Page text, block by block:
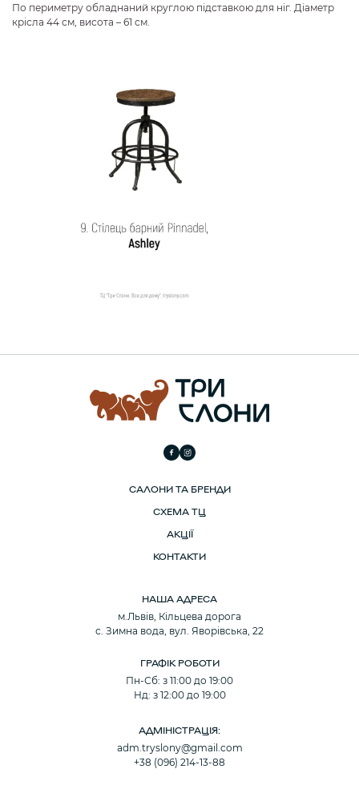
По периметру обладнаний круглою підставкою для ніг. Діаметр
крісла 44 см, висота – 61 см.
САЛОНИ ТА БРЕНДИ
СХЕМА ТЦ
АКЦІЇ
КОНТАКТИ
НАША АДРЕСА
м.Львів, Кільцева дорога
с. Зимна вода, вул. Яворівська, 22
ГРАФІК РОБОТИ
Пн-Сб: з 11:00 до 19:00
Нд: з 12:00 до 19:00
АДМІНІСТРАЦІЯ:
adm.tryslony@gmail.com
+38 (096) 214-13-88